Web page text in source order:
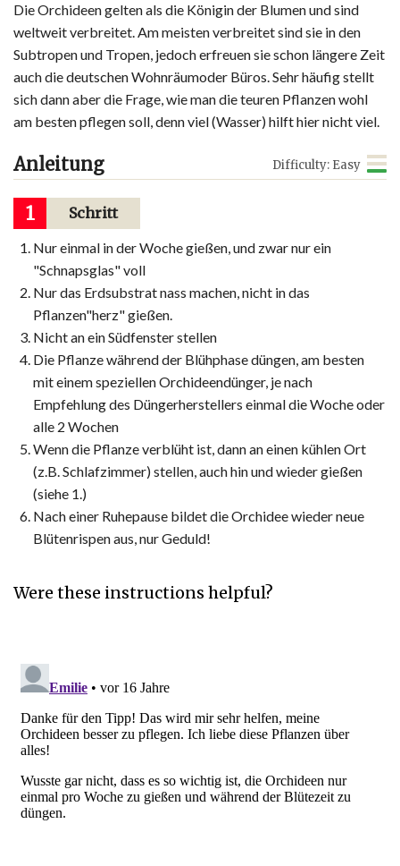
Die Orchideen gelten als die Königin der Blumen und sind
weltweit verbreitet. Am meisten verbreitet sind sie in den
Subtropen und Tropen, jedoch erfreuen sie schon längere Zeit
auch die deutschen Wohnräumoder Büros. Sehr häufig stellt
sich dann aber die Frage, wie man die teuren Pflanzen wohl
am besten pflegen soll, denn viel (Wasser) hilft hier nicht viel.
Anleitung Difficulty: Easy
1 Schritt
Nur einmal in der Woche gießen, und zwar nur ein
"Schnapsglas" voll
Nur das Erdsubstrat nass machen, nicht in das
Pflanzen"herz" gießen.
Nicht an ein Südfenster stellen
Die Pflanze während der Blühphase düngen, am besten
mit einem speziellen Orchideendünger, je nach
Empfehlung des Düngerherstellers einmal die Woche oder
alle 2 Wochen
Wenn die Pflanze verblüht ist, dann an einen kühlen Ort
(z.B. Schlafzimmer) stellen, auch hin und wieder gießen
(siehe 1.)
Nach einer Ruhepause bildet die Orchidee wieder neue
Blütenrispen aus, nur Geduld!
Were these instructions helpful?